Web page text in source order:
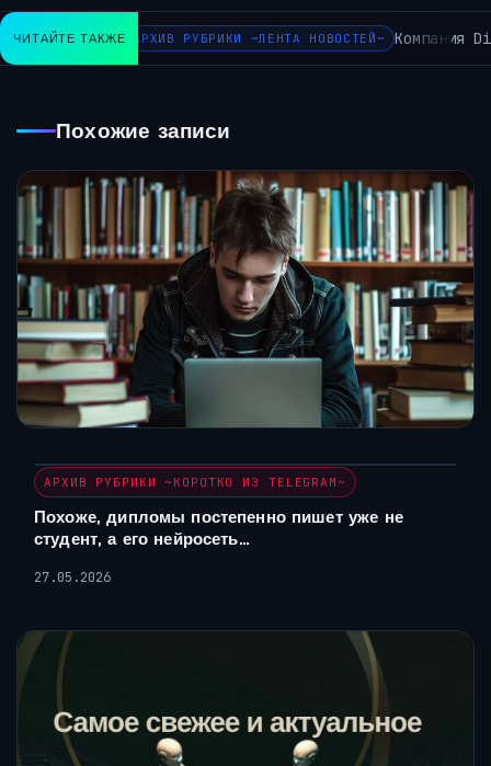
ЧИТАЙТЕ ТАКЖЕАРХИВ РУБРИКИ ~ЛЕНТА НОВОСТЕЙ~ Компания
Похожие записи
АРХИВ РУБРИКИ ~КОРОТКО ИЗ TELEGRAM~
Похоже, дипломы постепенно пишет уже не
студент, а его нейросеть…
27.05.2026